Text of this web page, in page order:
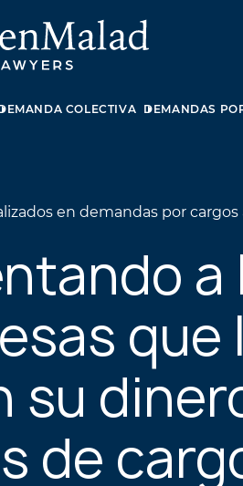
MEDICAMENTOS Y
COLECTIVA DEMANDAS
en demandas por cargos
a
que
su
de